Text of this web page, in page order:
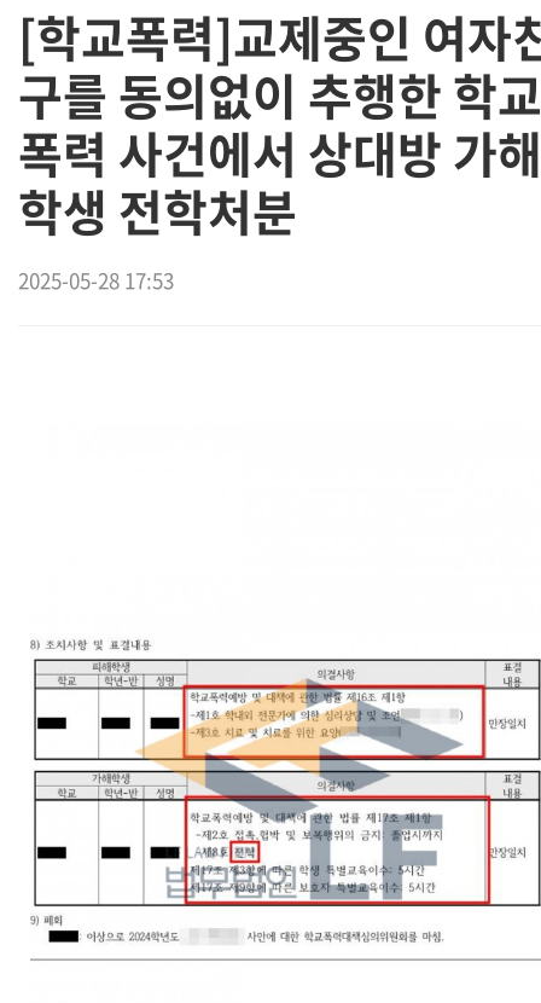
[학교폭력]교제중인 여자
구를 동의없이 추행한 학교
폭력 사건에서 상대방 가해
학생 전학처분
2025-05-28 17:53